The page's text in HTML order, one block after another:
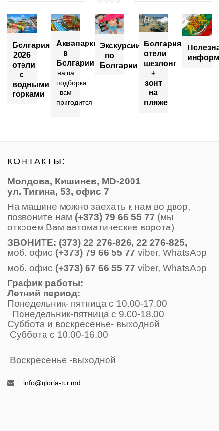
Болгария
2026
отели
с
водными
горками
Аквапарки
в
Болгарии
наша
подборка
вам
пригодится
Экскурсии
по
Болгарии
Болгария
отели
шезлонг
+
зонт
на
пляже
КОНТАКТЫ:
Молдова, Кишинев, MD-2001
ул. Тигина, 53, офис 7
На машине можно заехать к нам во двор,
позвоните нам (+373) 79 66 55 77 (мы
откроем Вам автоматические ворота)
ЗВОНИТE: (373) 22 276-826, 22 276-825,
моб. офис (+373) 79 66 55 77 viber, WhatsApp
моб. офис (+373) 67 66 55 77 viber, WhatsApp
График работы:
Летний период:
Понедельник- пятница с 10.00-17.00
Понедельник-пятница с 9.00-18.00
Суббота и воскресенье- выходной
Суббота с 10.00-16.00
Воскресенье -выходной
info@gloria-tur.md